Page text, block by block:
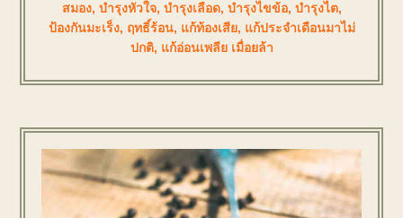
สมอง, บำรุงหัวใจ, บำรุงเลือด, บำรุงไขข้อ, บำรุงไต,
ป้องกันมะเร็ง, ฤทธิ์ร้อน, แก้ท้องเสีย, แก้ประจำเดือนมาไม่
ปกติ, แก้อ่อนเพลีย เมื่อยล้า